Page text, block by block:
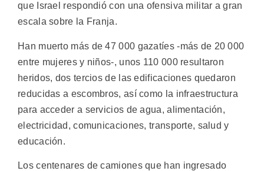
que Israel respondió con una ofensiva militar a gran
escala sobre la Franja.
Han muerto más de 47 000 gazatíes -más de 20 000
entre mujeres y niños-, unos 110 000 resultaron
heridos, dos tercios de las edificaciones quedaron
reducidas a escombros, así como la infraestructura
para acceder a servicios de agua, alimentación,
electricidad, comunicaciones, transporte, salud y
educación.
Los centenares de camiones que han ingresado